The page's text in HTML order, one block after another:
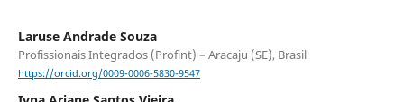
Laruse Andrade Souza
Profissionais Integrados (Profint) – Aracaju (SE), Brasil
https://orcid.org/0009-0006-5830-9547